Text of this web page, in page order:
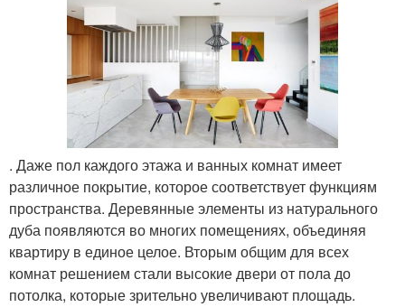
. Даже пол каждого этажа и ванных комнат имеет
различное покрытие, которое соответствует функциям
пространства. Деревянные элементы из натурального
дуба появляются во многих помещениях, объединяя
квартиру в единое целое. Вторым общим для всех
комнат решением стали высокие двери от пола до
потолка, которые зрительно увеличивают площадь.